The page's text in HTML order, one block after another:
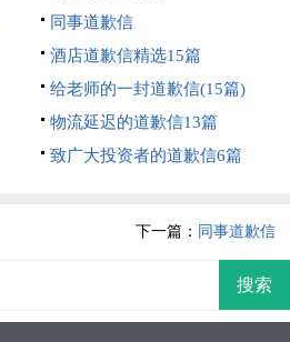
同事道歉信
酒店道歉信精选15篇
给老师的一封道歉信(15篇)
物流延迟的道歉信13篇
致广大投资者的道歉信6篇
下一篇： 同事道歉信